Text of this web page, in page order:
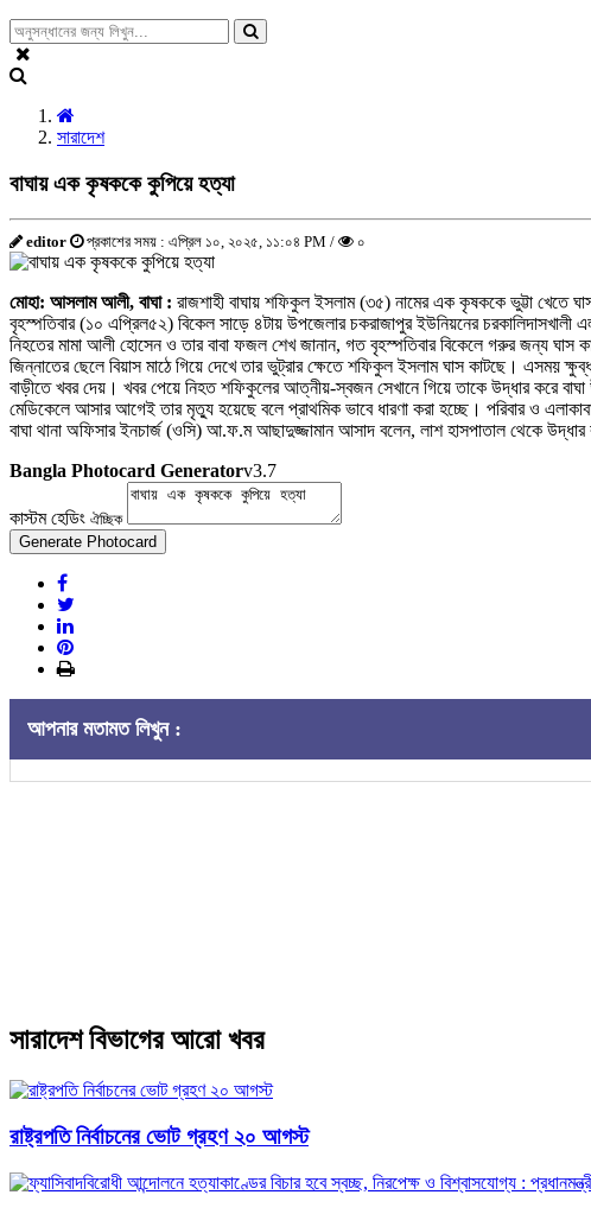
সারাদেশ
বাঘায় এক কৃষককে কুপিয়ে হত্যা
editor প্রকাশের সময় : এপ্রিল ১০, ২০২৫, ১১:০৪ PM / ০
মোহা: আসলাম আলী, বাঘা : রাজশাহী বাঘায় শফিকুল ইসলাম (৩৫) নামের এক কৃষককে ভুট্টা খেতে
বৃহস্পতিবার (১০ এপ্রিল৫২) বিকেল সাড়ে ৪টায় উপজেলার চকরাজাপুর ইউনিয়নের
নিহতের মামা আলী হোসেন ও তার বাবা ফজল শেখ জানান, গত বৃহস্পতিবার বিকেলে গরুর জন্য ঘাস
জিন্নাতের ছেলে বিয়াস মাঠে গিয়ে দেখে তার ভুট্রার ক্ষেতে শফিকুল ইসলাম ঘাস কাটছে। এসময়
বাড়ীতে খবর দেয়। খবর পেয়ে নিহত শফিকুলের আত্নীয়-স্বজন সেখানে গিয়ে তাকে উদ্ধার করে
মেডিকেলে আসার আগেই তার মৃত্যু হয়েছে বলে প্রাথমিক ভাবে ধারণা করা হচ্ছে। পরিবার ও
বাঘা থানা অফিসার ইনচার্জ (ওসি) আ.ফ.ম আছাদুজ্জামান আসাদ বলেন, লাশ হাসপাতাল থেকে উদ্ধার
Bangla Photocard Generatorv3.7
কাস্টম হেডিং ঐচ্ছিক
Generate Photocard
আপনার মতামত লিখুন :
সারাদেশ বিভাগের আরো খবর
রাষ্ট্রপতি নির্বাচনের ভোট গ্রহণ ২০ আগস্ট